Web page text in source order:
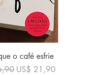
o café esfrie
Preço promocional
US$ 21,90